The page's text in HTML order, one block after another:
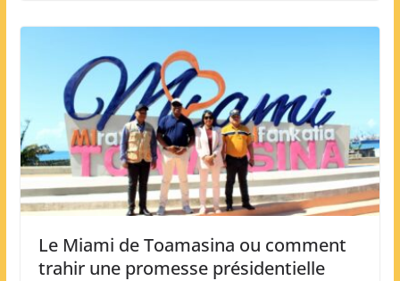
Le Miami de Toamasina ou comment
trahir une promesse présidentielle